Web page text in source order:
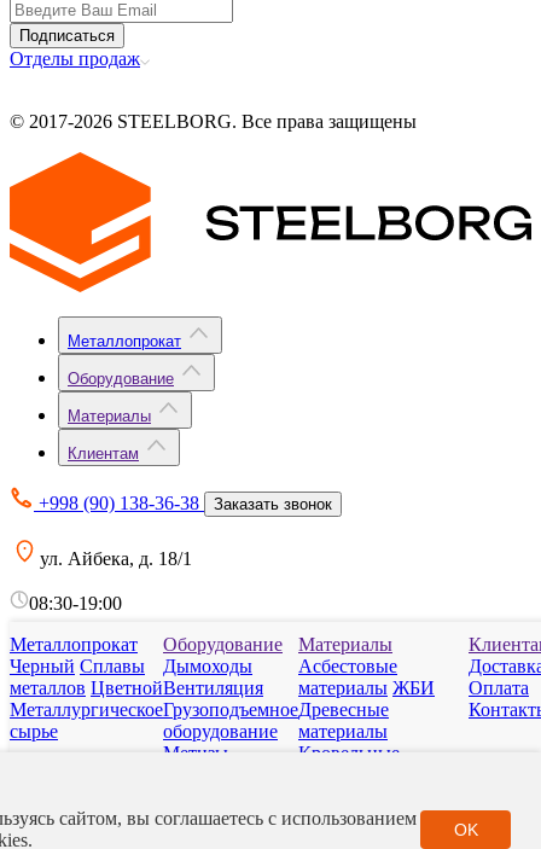
сайтом, вы соглашаетесь с использованием
OK
Металлопрокат
Черный Сплавы
металлов Цветной
Металлургическое
сырье
Оборудование
Дымоходы
Вентиляция
Грузоподъемное
оборудование
Метизы
Сантехарматура
Материалы
Асбестовые
материалы ЖБИ
Древесные
материалы
Кровельные
материалы Полимер
Оплата
Подписаться
Отделы продаж
© 2017-2026 STEELBORG. Все права защищены
Металлопрокат
Оборудование
Материалы
Клиентам
+998 (90) 138-36-38 Заказать звонок
ул. Айбека, д. 18/1
08:30-19:00
info@steelborg.uz
Подписаться на рассылку
Реквизиты
Отделы продаж